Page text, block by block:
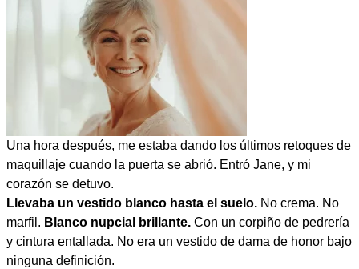
Una hora después, me estaba dando los últimos retoques de
maquillaje cuando la puerta se abrió. Entró Jane, y mi
corazón se detuvo.
Llevaba un vestido blanco hasta el suelo. No crema. No
marfil. Blanco nupcial brillante. Con un corpiño de pedrería
y cintura entallada. No era un vestido de dama de honor bajo
ninguna definición.